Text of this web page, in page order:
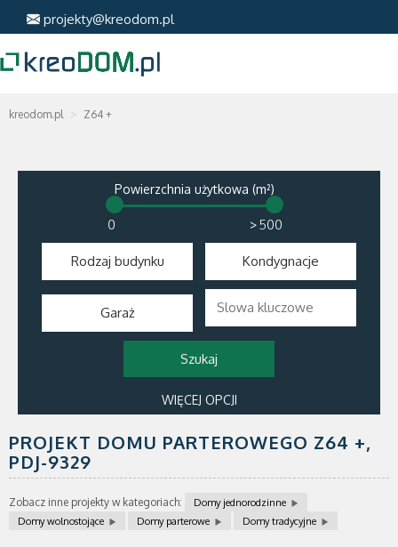
projekty@kreodom.pl
kreodom.pl Z64 +
Powierzchnia użytkowa (m²)
>
Rodzaj budynku Kondygnacje
Garaż
WIĘCEJ OPCJI
PROJEKT DOMU PARTEROWEGO Z64 +,
PDJ-9329
Zobacz inne projekty w kategoriach:
Domy jednorodzinne
Domy wolnostojące
Domy parterowe Domy tradycyjne